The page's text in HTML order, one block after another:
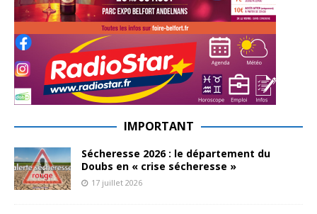
IMPORTANT
Sécheresse 2026 : le département du
Doubs en « crise sécheresse »
17 juillet 2026